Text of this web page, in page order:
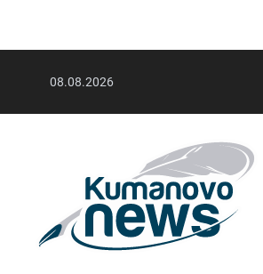
08.08.2026